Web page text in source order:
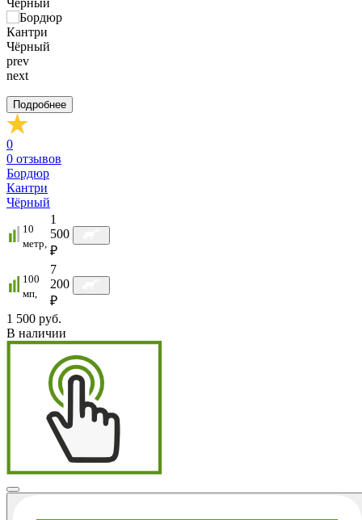
prev
next
Подробнее
0
0 отзывов
Бордюр
Кантри
Чёрный
10
метр,
1
500
₽
100
мп,
7
200
₽
1 500 руб.
В наличии